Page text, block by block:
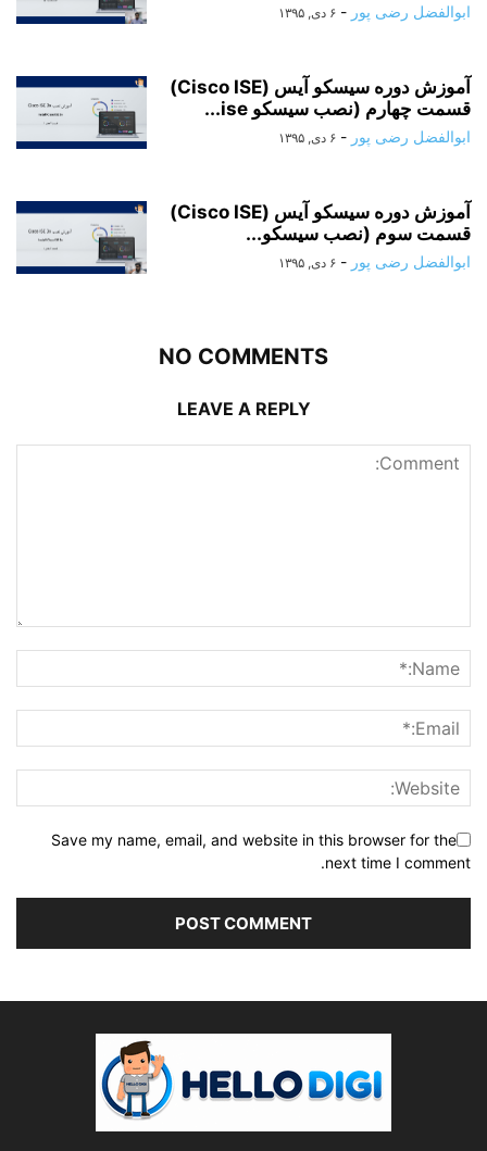
ابوالفضل رضی پور - ۶ دی, ۱۳۹۵
آموزش دوره سیسکو آیس (Cisco ISE)
قسمت چهارم (نصب سیسکو ise...
ابوالفضل رضی پور - ۶ دی, ۱۳۹۵
آموزش دوره سیسکو آیس (Cisco ISE)
قسمت سوم (نصب سیسکو...
ابوالفضل رضی پور - ۶ دی, ۱۳۹۵
NO COMMENTS
LEAVE A REPLY
Save my name, email, and website in this browser for the
next time I comment.